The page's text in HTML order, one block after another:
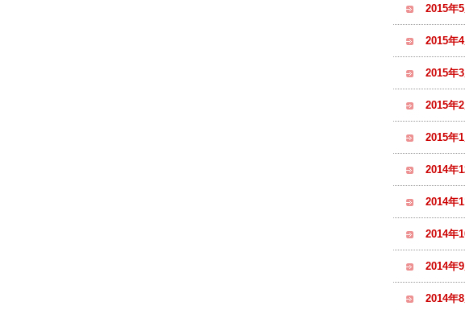
2015年5
2015年4
2015年3
2015年2
2015年1
2014年
2014年
2014年
2014年9
2014年8